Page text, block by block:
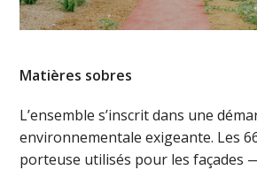
Matières sobres
L’ensemble s’inscrit dans une
environnementale exigeante. Les
porteuse utilisés pour les façades